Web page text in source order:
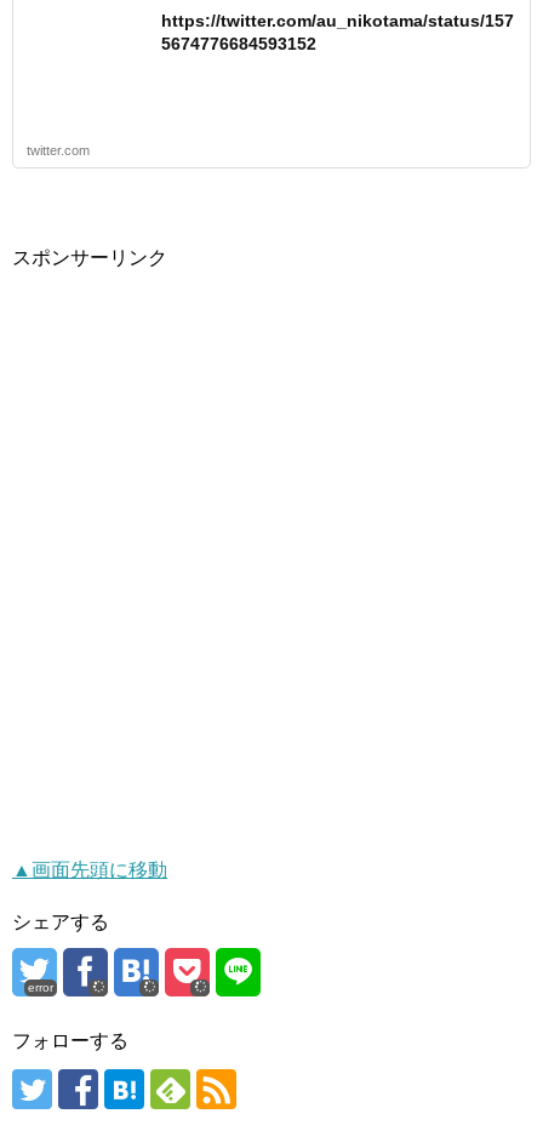
https://twitter.com/au_nikotama/status/157
5674776684593152
twitter.com
スポンサーリンク
▲画面先頭に移動
シェアする
error
フォローする